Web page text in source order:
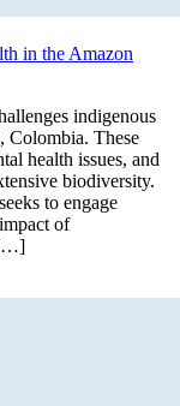
in the Amazon
indigenous
Colombia. These
health issues, and
biodiversity.
to engage
of
[…]